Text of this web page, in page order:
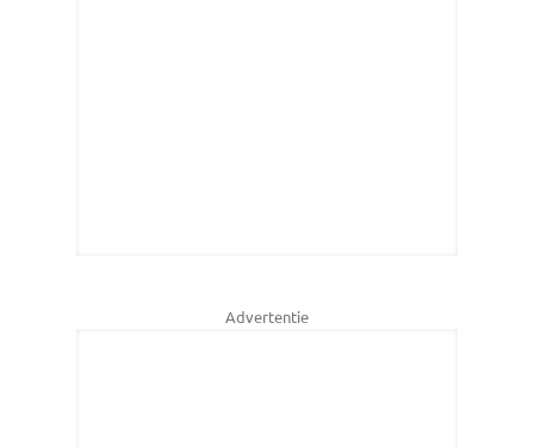
Advertentie